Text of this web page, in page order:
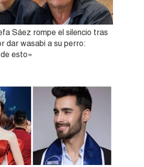
Sáez rompe el silencio tras
dar wasabi a su perro:
esto»